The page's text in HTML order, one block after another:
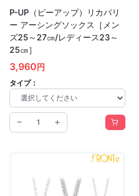
P-UP（ピーアップ）リカバリ
ー アーシングソックス［メン
ズ25～27㎝/レディース23～
25㎝］
3,960円
タイプ：